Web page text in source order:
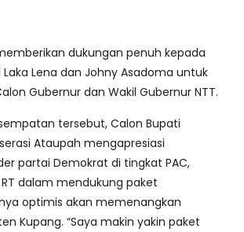
dukungan penuh kepada
Lena dan Johny Asadoma untuk
Gubernur dan Wakil Gubernur NTT.
tersebut, Calon Bupati
Ataupah mengapresiasi
partai Demokrat di tingkat PAC,
dalam mendukung paket
optimis akan memenangkan
Kupang. “Saya makin yakin paket